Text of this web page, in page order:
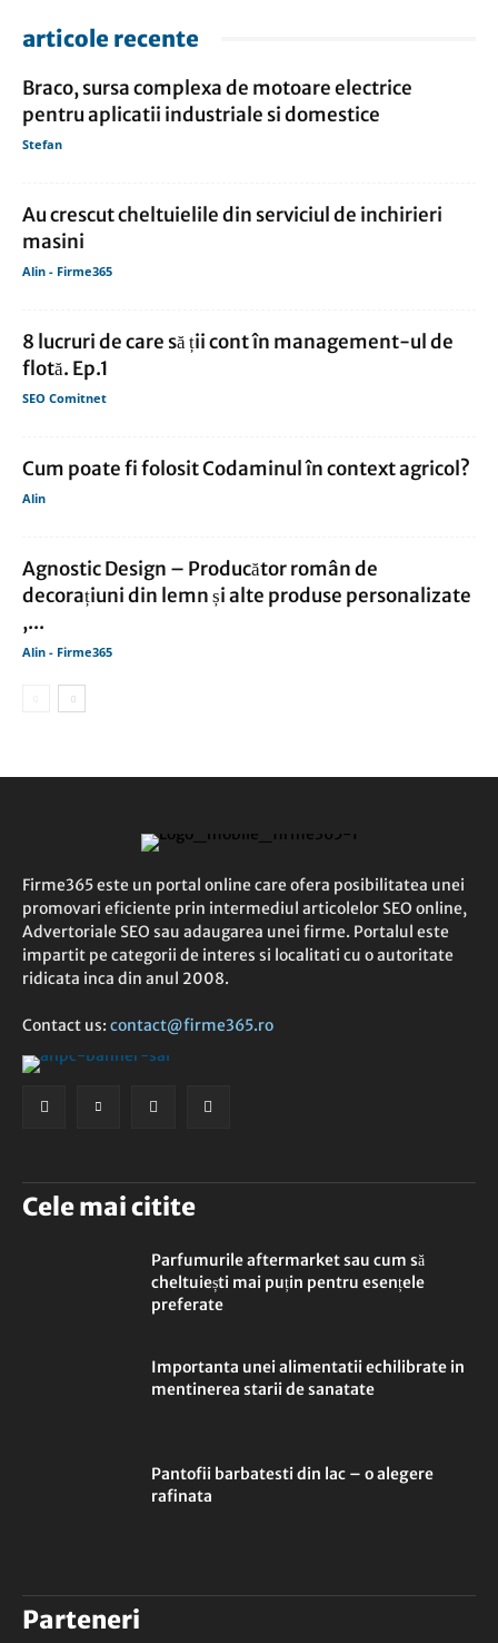
articole recente
Braco, sursa complexa de motoare electrice
pentru aplicatii industriale si domestice
Stefan
Au crescut cheltuielile din serviciul de inchirieri
masini
Alin - Firme365
8 lucruri de care să ții cont în management-ul de
flotă. Ep.1
SEO Comitnet
Cum poate fi folosit Codaminul în context agricol?
Alin
Agnostic Design – Producător român de
decorațiuni din lemn și alte produse personalizate
,...
Alin - Firme365
Firme365 este un portal online care ofera posibilitatea unei
promovari eficiente prin intermediul articolelor SEO online,
Advertoriale SEO sau adaugarea unei firme. Portalul este
impartit pe categorii de interes si localitati cu o autoritate
ridicata inca din anul 2008.
Contact us: contact@firme365.ro
Cele mai citite
Parfumurile aftermarket sau cum să
cheltuiești mai puțin pentru esențele
preferate
Importanta unei alimentatii echilibrate in
mentinerea starii de sanatate
Pantofii barbatesti din lac – o alegere
rafinata
Parteneri